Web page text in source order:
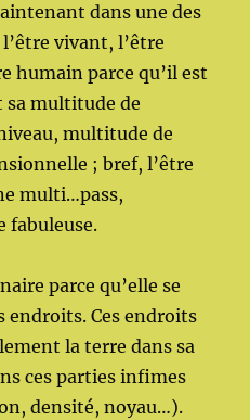
dans une des
vivant, l’être
humain parce qu’il est
sa multitude de
multitude de
; bref, l’être
multi…pass,
fabuleuse.
parce qu’elle se
endroits. Ces endroits
la terre dans sa
ces parties infimes
densité, noyau…).